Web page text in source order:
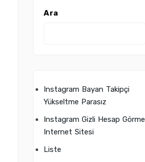
Ara
Instagram Bayan Takipçi
Yükseltme Parasız
Instagram Gizli Hesap Görme
Internet Sitesi
Liste